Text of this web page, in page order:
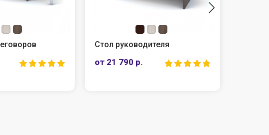
Стол руководителя
от 21 790 р.
Шкаф для документов